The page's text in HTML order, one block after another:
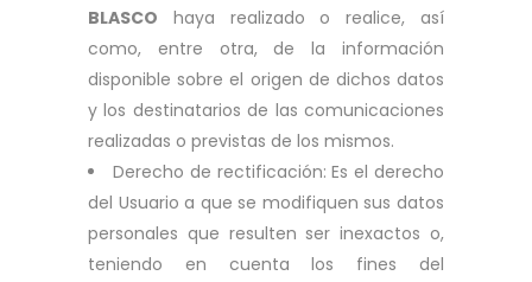
BLASCO haya realizado o realice, así
como, entre otra, de la información
disponible sobre el origen de dichos datos
y los destinatarios de las comunicaciones
realizadas o previstas de los mismos.
Derecho de rectificación: Es el derecho
del Usuario a que se modifiquen sus datos
personales que resulten ser inexactos o,
teniendo en cuenta los fines del